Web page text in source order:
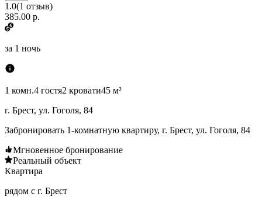
1.0(1 отзыв)
385.00 р.
за 1 ночь
1 комн.4 гостя2 кровати45 м²
г. Брест, ул. Гоголя, 84
Забронировать 1-комнатную квартиру, г. Брест, ул. Гоголя, 84
Мгновенное бронирование
Реальный объект
Квартира
рядом с г. Брест